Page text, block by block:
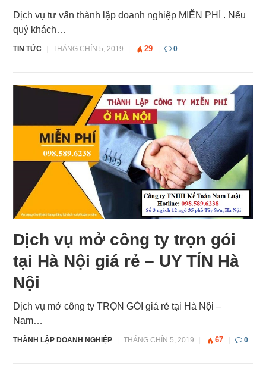
Dịch vụ tư vấn thành lập doanh nghiệp MIỄN PHÍ . Nếu
quý khách…
TIN TỨC THÁNG CHÍN 5, 2019 29 0
Dịch vụ mở công ty trọn gói
tại Hà Nội giá rẻ – UY TÍN Hà
Nội
Dịch vụ mở công ty TRỌN GÓI giá rẻ tại Hà Nội –
Nam…
THÀNH LẬP DOANH NGHIỆP THÁNG CHÍN 5, 2019 67 0